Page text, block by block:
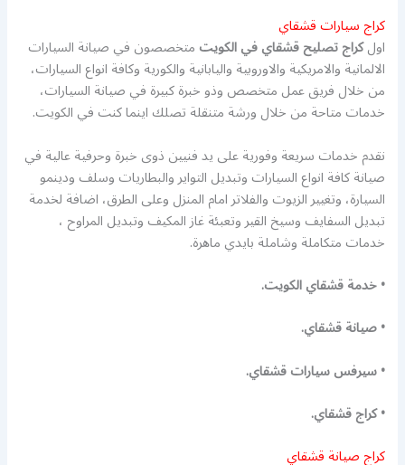
كراج سيارات قشقاي
اولكراج تصليح قشقاي في الكويتمتخصصون في صيانة السيارات
الالمانية والامريكية والاوروبية واليابانية والكورية وكافة انواع السيارات،
من خلال فريق عمل متخصص وذو خبرة كبيرة في صيانة السيارات،
خدمات متاحة من خلال ورشة متنقلة تصلك اينما كنت في الكويت.
نقدم خدمات سريعة وفورية على يد فنيين ذوى خبرة وحرفية عالية في
صيانة كافة انواع السيارات وتبديل التواير والبطاريات وسلف ودينمو
السيارة، وتغيير الزيوت والفلاتر امام المنزل وعلى الطرق، اضافة لخدمة
تبديل السفايف وسيخ القير وتعبئة غاز المكيف وتبديل المراوح ،
خدمات متكاملة وشاملة بايدي ماهرة.
• خدمة قشقاي الكويت.
• صيانة قشقاي.
• سيرفس سيارات قشقاي.
• كراج قشقاي.
كراج صيانة قشقاي